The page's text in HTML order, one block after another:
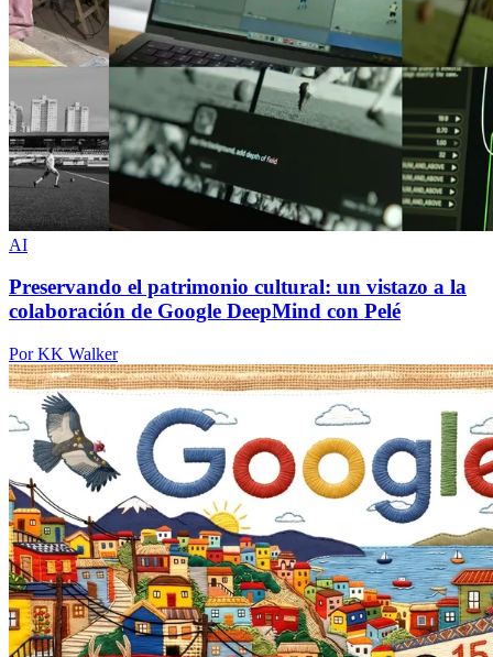
AI
Preservando el patrimonio cultural: un vistazo a la
colaboración de Google DeepMind con Pelé
Por KK Walker